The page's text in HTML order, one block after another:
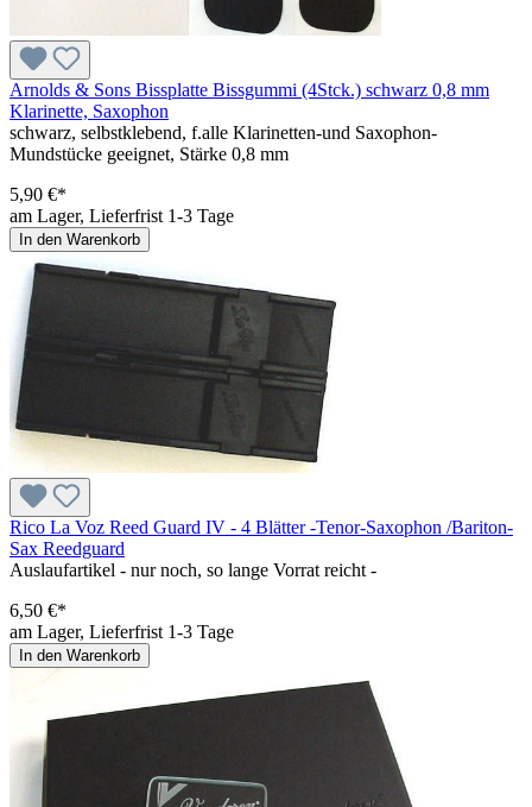
Arnolds & Sons Bissplatte Bissgummi (4Stck.) schwarz 0,8 mm
Klarinette, Saxophon
schwarz, selbstklebend, f.alle Klarinetten-und Saxophon-
Mundstücke geeignet, Stärke 0,8 mm
5,90 €*
am Lager, Lieferfrist 1-3 Tage
In den Warenkorb
Rico La Voz Reed Guard IV - 4 Blätter -Tenor-Saxophon /Bariton-
Sax Reedguard
Auslaufartikel - nur noch, so lange Vorrat reicht -
6,50 €*
am Lager, Lieferfrist 1-3 Tage
In den Warenkorb